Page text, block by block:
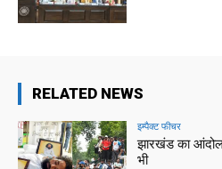
RELATED NEWS
इम्पैक्ट फीचर
झारखंड का
भी